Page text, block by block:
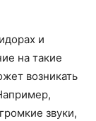
и
на такие
возникать
звуки,